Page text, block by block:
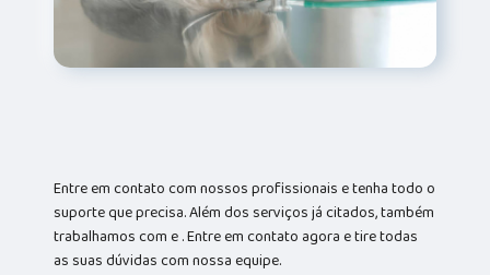
Entre em contato com nossos profissionais e tenha todo o
suporte que precisa. Além dos serviços já citados, também
trabalhamos com e . Entre em contato agora e tire todas
as suas dúvidas com nossa equipe.